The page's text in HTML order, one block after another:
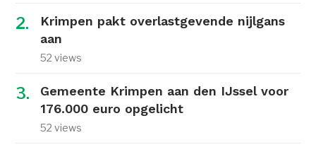
Krimpen pakt overlastgevende nijlgans
aan
52 views
Gemeente Krimpen aan den IJssel voor
176.000 euro opgelicht
52 views